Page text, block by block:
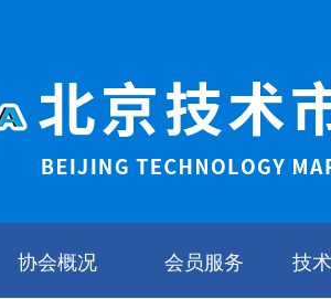
协会概况 会员服务 技